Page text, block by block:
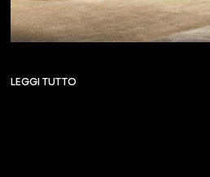
LEGGI TUTTO